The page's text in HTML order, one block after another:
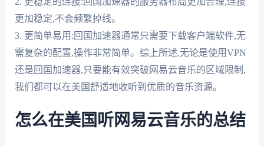
更加稳定,不会频繁掉线。
3. 更简单易用:回国加速器通常只需要下载客户端软件,无
需复杂的配置,操作非常简单。综上所述,无论是使用VPN
还是回国加速器,只要能有效突破网易云音乐的区域限制,
我们都可以在美国舒适地收听到优质的音乐资源。
怎么在美国听网易云音乐的总结